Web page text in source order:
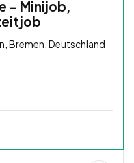
– Minijob,
Bremen, Deutschland